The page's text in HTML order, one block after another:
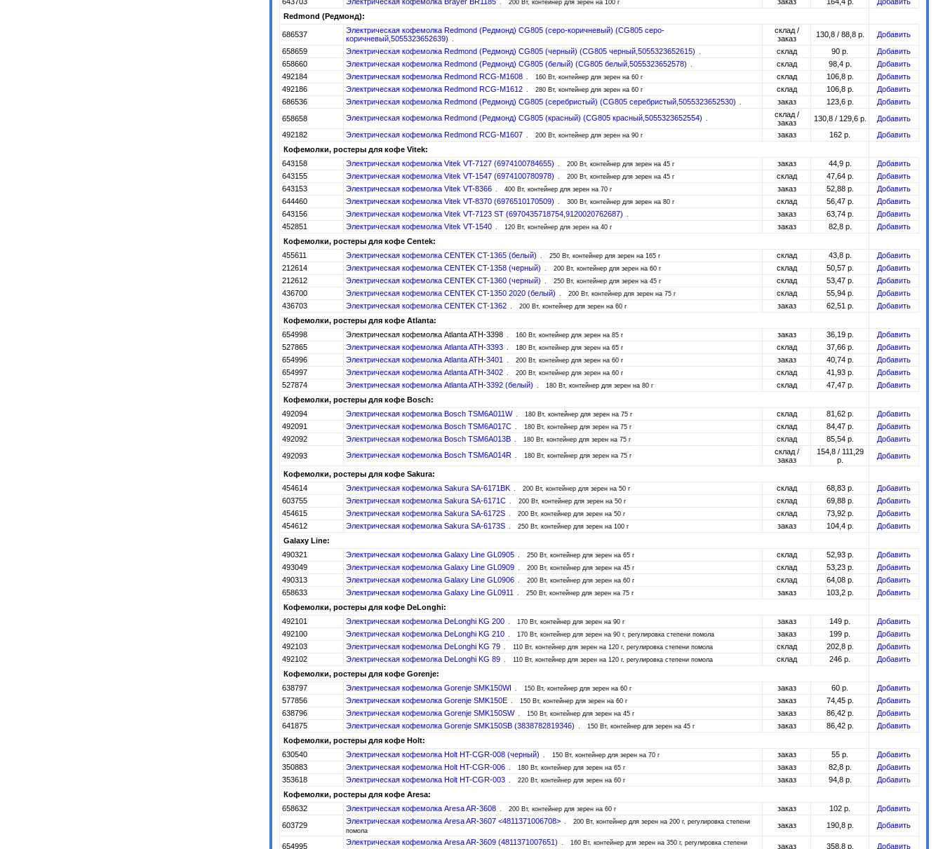
200 Вт, контейнер для зерен на 100 г
Redmond (Редмонд):
686537
Электрическая кофемолка Redmond (Редмонд) CG805 (серо-коричневый) (CG805 серо-
коричневый,5055323652639)
склад /
заказ
130,8 / 88,8 р.
Добавить
658659
Электрическая кофемолка Redmond (Редмонд) CG805 (черный) (CG805 черный,5055323652615) склад 90 р.
Добавить
658660
Электрическая кофемолка Redmond (Редмонд) CG805 (белый) (CG805 белый,5055323652578) склад 98,4 р.
Добавить
492184
Электрическая кофемолка Redmond RCG-M1608 160 Вт, контейнер для зерен на 60 г склад 106,8 р.
Добавить
492186
Электрическая кофемолка Redmond RCG-M1612 280 Вт, контейнер для зерен на 60 г склад 106,8 р.
Добавить
686536
Электрическая кофемолка Redmond (Редмонд) CG805 (серебристый) (CG805 серебристый,5055323652530) заказ 123,6 р.
Добавить
658658
Электрическая кофемолка Redmond (Редмонд) CG805 (красный) (CG805 красный,5055323652554)
склад /
заказ
130,8 / 129,6 р.
Добавить
492182
Электрическая кофемолка Redmond RCG-M1607 200 Вт, контейнер для зерен на 90 г заказ 162 р.
Добавить
Кофемолки, ростеры для кофе Vitek:
643158
Электрическая кофемолка Vitek VT-7127 (6974100784655) 200 Вт, контейнер для зерен на 45 г заказ 44,9 р.
Добавить
643155
Электрическая кофемолка Vitek VT-1547 (6974100780978) 200 Вт, контейнер для зерен на 45 г склад 47,64 р.
Добавить
643153
Электрическая кофемолка Vitek VT-8366 400 Вт, контейнер для зерен на 70 г заказ 52,88 р.
Добавить
644460
Электрическая кофемолка Vitek VT-8370 (6976510170509) 300 Вт, контейнер для зерен на 80 г склад 56,47 р.
Добавить
643156
Электрическая кофемолка Vitek VT-7123 ST (6970435718754,9120020762687) заказ 63,74 р.
Добавить
452851
Электрическая кофемолка Vitek VT-1540 120 Вт, контейнер для зерен на 40 г заказ 82,8 р.
Добавить
Кофемолки, ростеры для кофе Centek:
455611
Электрическая кофемолка CENTEK CT-1365 (белый) 250 Вт, контейнер для зерен на 165 г склад 43,8 р.
Добавить
212614
Электрическая кофемолка CENTEK CT-1358 (черный) 200 Вт, контейнер для зерен на 60 г склад 50,57 р.
Добавить
212612
Электрическая кофемолка CENTEK CT-1360 (черный) 250 Вт, контейнер для зерен на 45 г склад 53,47 р.
Добавить
436700
Электрическая кофемолка CENTEK CT-1350 2020 (белый) 200 Вт, контейнер для зерен на 75 г склад 55,94 р.
Добавить
436703
Электрическая кофемолка CENTEK CT-1362 200 Вт, контейнер для зерен на 60 г заказ 62,51 р.
Добавить
Кофемолки, ростеры для кофе Atlanta:
654998
Электрическая кофемолка Atlanta ATH-3398 160 Вт, контейнер для зерен на 85 г заказ 36,19 р.
Добавить
527865
Электрическая кофемолка Atlanta ATH-3393 180 Вт, контейнер для зерен на 65 г склад 37,66 р.
Добавить
654996
Электрическая кофемолка Atlanta ATH-3401 200 Вт, контейнер для зерен на 60 г заказ 40,74 р.
Добавить
654997
Электрическая кофемолка Atlanta ATH-3402 200 Вт, контейнер для зерен на 60 г склад 41,93 р.
Добавить
527874
Электрическая кофемолка Atlanta ATH-3392 (белый) 180 Вт, контейнер для зерен на 80 г склад 47,47 р.
Добавить
Кофемолки, ростеры для кофе Bosch:
492094
Электрическая кофемолка Bosch TSM6A011W 180 Вт, контейнер для зерен на 75 г склад 81,62 р.
Добавить
492091
Электрическая кофемолка Bosch TSM6A017C 180 Вт, контейнер для зерен на 75 г склад 84,47 р.
Добавить
492092
Электрическая кофемолка Bosch TSM6A013B 180 Вт, контейнер для зерен на 75 г склад 85,54 р.
Добавить
492093
Электрическая кофемолка Bosch TSM6A014R 180 Вт, контейнер для зерен на 75 г
склад /
заказ
154,8 / 111,29
р.
Добавить
Кофемолки, ростеры для кофе Sakura:
454614
Электрическая кофемолка Sakura SA-6171BK 200 Вт, контейнер для зерен на 50 г склад 68,83 р.
Добавить
603755
Электрическая кофемолка Sakura SA-6171C 200 Вт, контейнер для зерен на 50 г склад 69,88 р.
Добавить
454615
Электрическая кофемолка Sakura SA-6172S 200 Вт, контейнер для зерен на 50 г склад 73,92 р.
Добавить
454612
Электрическая кофемолка Sakura SA-6173S 250 Вт, контейнер для зерен на 100 г заказ 104,4 р.
Добавить
Galaxy Line:
490321
Электрическая кофемолка Galaxy Line GL0905 250 Вт, контейнер для зерен на 65 г склад 52,93 р.
Добавить
493049
Электрическая кофемолка Galaxy Line GL0909 200 Вт, контейнер для зерен на 45 г склад 53,23 р.
Добавить
490313
Электрическая кофемолка Galaxy Line GL0906 200 Вт, контейнер для зерен на 60 г склад 64,08 р.
Добавить
658633
Электрическая кофемолка Galaxy Line GL0911 250 Вт, контейнер для зерен на 75 г заказ 103,2 р.
Добавить
Кофемолки, ростеры для кофе DeLonghi:
492101
Электрическая кофемолка DeLonghi KG 200 170 Вт, контейнер для зерен на 90 г заказ 149 р.
Добавить
492100
Электрическая кофемолка DeLonghi KG 210 170 Вт, контейнер для зерен на 90 г, регулировка степени помола заказ 199 р.
Добавить
492103
Электрическая кофемолка DeLonghi KG 79 110 Вт, контейнер для зерен на 120 г, регулировка степени помола склад 202,8 р.
Добавить
492102
Электрическая кофемолка DeLonghi KG 89 110 Вт, контейнер для зерен на 120 г, регулировка степени помола склад 246 р.
Добавить
Кофемолки, ростеры для кофе Gorenje:
638797
Электрическая кофемолка Gorenje SMK150WI 150 Вт, контейнер для зерен на 60 г заказ 60 р.
Добавить
577856
Электрическая кофемолка Gorenje SMK150E 150 Вт, контейнер для зерен на 60 г заказ 74,45 р.
Добавить
638796
Электрическая кофемолка Gorenje SMK150SW 150 Вт, контейнер для зерен на 45 г заказ 86,42 р.
Добавить
641875
Электрическая кофемолка Gorenje SMK150SB (3838782819346) 150 Вт, контейнер для зерен на 45 г заказ 86,42 р.
Добавить
Кофемолки, ростеры для кофе Holt:
630540
Электрическая кофемолка Holt HT-CGR-008 (черный) 150 Вт, контейнер для зерен на 70 г заказ 55 р.
Добавить
350883
Электрическая кофемолка Holt HT-CGR-006 180 Вт, контейнер для зерен на 65 г заказ 82,8 р.
Добавить
353618
Электрическая кофемолка Holt HT-CGR-003 220 Вт, контейнер для зерен на 60 г заказ 94,8 р.
Добавить
Кофемолки, ростеры для кофе Aresa:
658632
Электрическая кофемолка Aresa AR-3608 200 Вт, контейнер для зерен на 60 г заказ 102 р.
Добавить
603729
Электрическая кофемолка Aresa AR-3607 <4811371006708>
200 Вт, контейнер для зерен на 200 г, регулировка степени
помола
заказ 190,8 р. Добавить
654995 Электрическая кофемолка Aresa AR-3609 (4811371007651)
160 Вт, контейнер для зерен на 350 г, регулировка степени
заказ 358,8 р. Добавить